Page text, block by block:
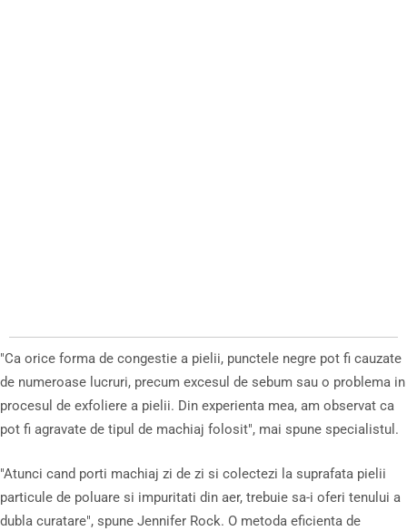
"Ca orice forma de congestie a pielii, punctele negre pot fi cauzate
de numeroase lucruri, precum excesul de sebum sau o problema in
procesul de exfoliere a pielii. Din experienta mea, am observat ca
pot fi agravate de tipul de machiaj folosit", mai spune specialistul.
"Atunci cand porti machiaj zi de zi si colectezi la suprafata pielii
particule de poluare si impuritati din aer, trebuie sa-i oferi tenului a
dubla curatare", spune Jennifer Rock. O metoda eficienta de